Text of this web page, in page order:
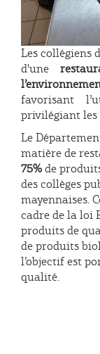
Les collégiens
d'une
favorisant
privilégiant les
Le
matière de
75%de
des collèges
mayennaises.
cadre de la loi
produits de
de produits
l’objectif est
qualité.